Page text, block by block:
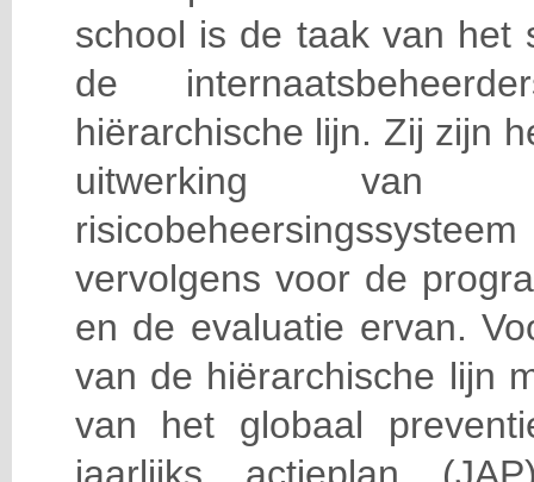
school is de taak van het
de
hiërarchische lijn. Zij zijn
uitwerking van
vervolgens voor de
en de evaluatie ervan.
van de hiërarchische lijn
van het globaal